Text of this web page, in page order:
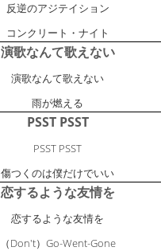
反逆のアジテイション
コンクリート・ナイト
演歌なんて歌えない
演歌なんて歌えない
雨が燃える
PSST PSST
PSST PSST
傷つくのは僕だけでいい
恋するような友情を
恋するような友情を
（Don't）Go-Went-Gone